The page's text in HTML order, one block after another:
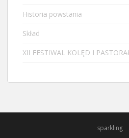
Historia powstania
Skład
XII FESTIWAL KOLĘD I
sparkling